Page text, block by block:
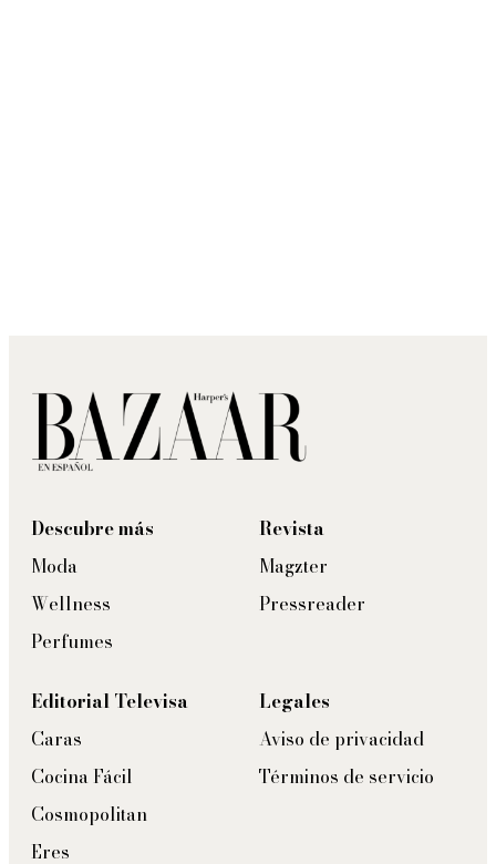
Descubre más
Moda
Wellness
Perfumes
Revista
Magzter
Pressreader
Editorial Televisa
Caras
Cocina Fácil
Cosmopolitan
Eres
Legales
Aviso de privacidad
Términos de servicio